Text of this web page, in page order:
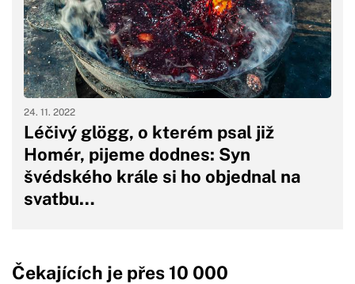
Léčivý glögg, o kterém psal již
Homér, pijeme dodnes: Syn
švédského krále si ho objednal na
svatbu…
24. 11. 2022
Čekajících je přes 10 000